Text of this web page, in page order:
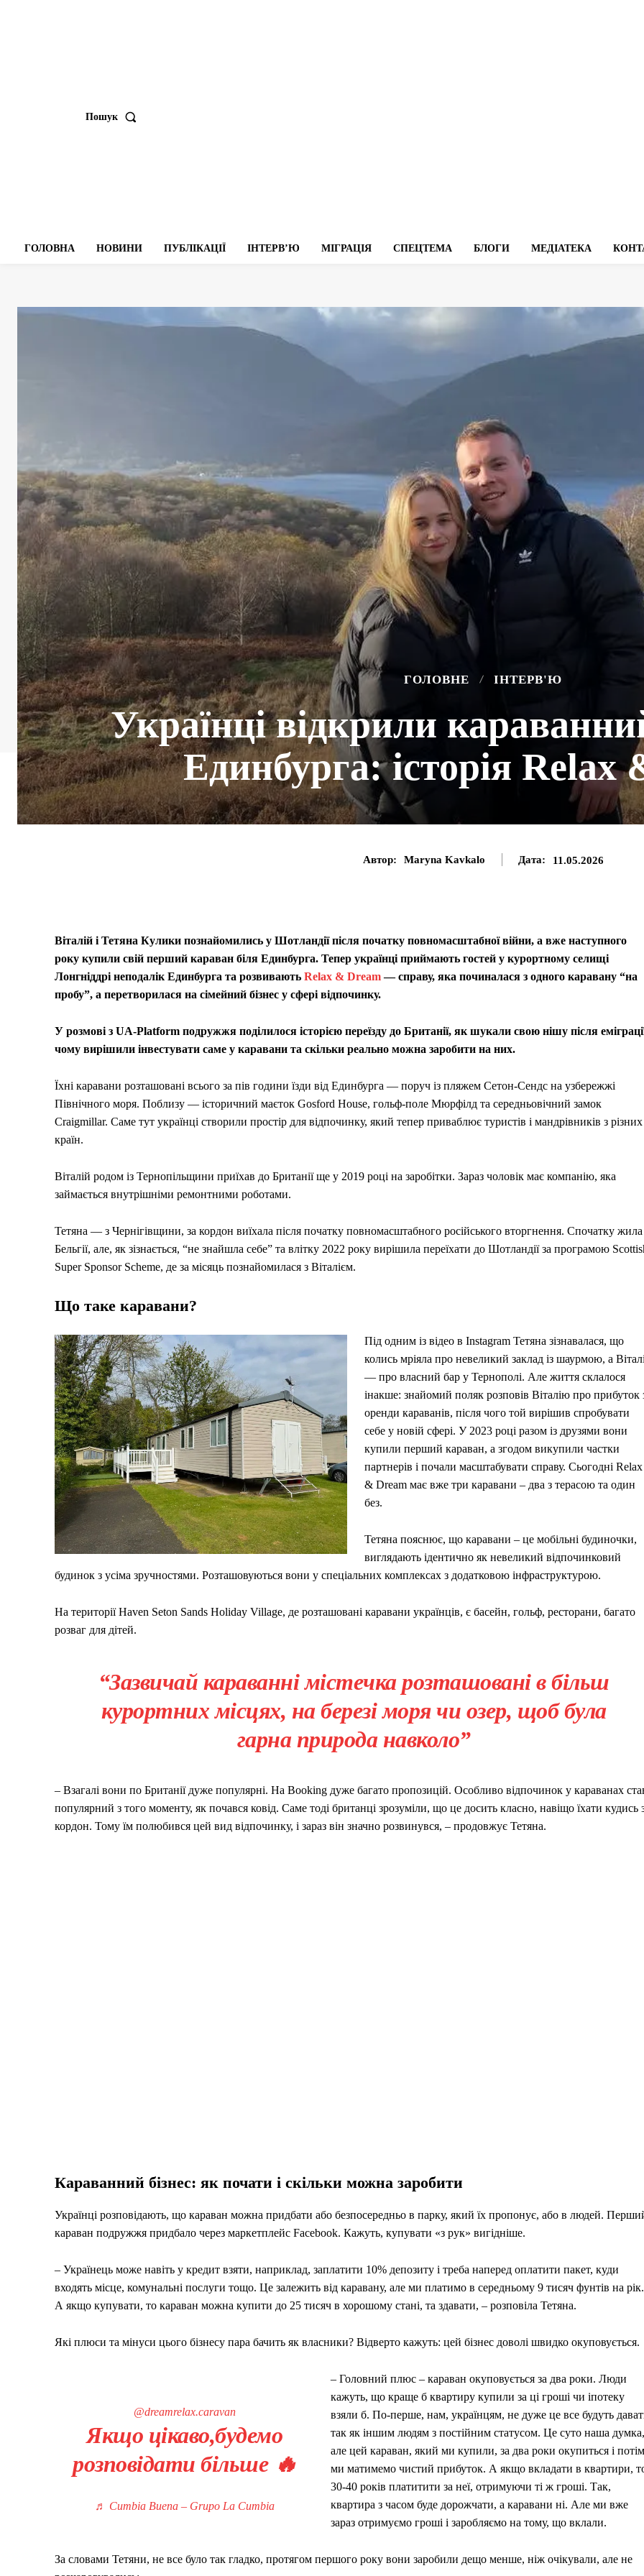
Пошук
ГОЛОВНА НОВИНИ ПУБЛІКАЦІЇ ІНТЕРВʼЮ МІГРАЦІЯ СПЕЦТЕМА БЛОГИ МЕДІАТЕКА
ГОЛОВНЕ ІНТЕРВ'Ю
Українці відкрили
Единбурга: історія Relax
Автор: Maryna Kavkalo Дата: 11.05.2026
Віталій і Тетяна Кулики познайомились у Шотландії після початку повномасштабної війни, а вже наступного
року купили свій перший караван біля Единбурга. Тепер українці приймають гостей у курортному селищі
Лонгніддрі неподалік Единбурга та розвивають Relax & Dream— справу, яка починалася з одного каравану “на
пробу”, а перетворилася на сімейний бізнес у сфері відпочинку.
У розмові з UA-Platform подружжя поділилося історією переїзду до Британії, як шукали свою нішу після
чому вирішили інвестувати саме у каравани та скільки реально можна заробити на них.
Їхні каравани розташовані всього за пів години їзди від Единбурга — поруч із пляжем Сетон-Сендс на узбережжі
Північного моря. Поблизу — історичний маєток Gosford House, гольф-поле Мюрфілд та середньовічний замок
Craigmillar. Саме тут українці створили простір для відпочинку, який тепер приваблює туристів і мандрівників з різних
країн.
Віталій родом із Тернопільщини приїхав до Британії ще у 2019 році на заробітки. Зараз чоловік має компанію, яка
займається внутрішніми ремонтними роботами.
Тетяна — з Чернігівщини, за кордон виїхала після початку повномасштабного російського вторгнення. Спочатку
Бельгії, але, як зізнається, “не знайшла себе” та влітку 2022 року вирішила переїхати до Шотландії за програмою
Super Sponsor Scheme, де за місяць познайомилася з Віталієм.
Що таке каравани?
Під одним із відео в Instagram Тетяна зізнавалася, що
колись мріяла про невеликий заклад із шаурмою, а
— про власний бар у Тернополі. Але життя склалося
інакше: знайомий поляк розповів Віталію про прибуток
оренди караванів, після чого той вирішив спробувати
себе у новій сфері. У 2023 році разом із друзями вони
купили перший караван, а згодом викупили частки
партнерів і почали масштабувати справу. Сьогодні Relax
& Dream має вже три каравани – два з терасою та один
без.
Тетяна пояснює, що каравани – це мобільні будиночки,
виглядають ідентично як невеликий відпочинковий
будинок з усіма зручностями. Розташовуються вони у спеціальних комплексах з додатковою інфраструктурою.
На території Haven Seton Sands Holiday Village, де розташовані каравани українців, є басейн, гольф, ресторани, багато
розваг для дітей.
“Зазвичай караванні містечка розташовані в більш
курортних місцях, на березі моря чи озер, щоб була
гарна природа навколо”
– Взагалі вони по Британії дуже популярні. На Booking дуже багато пропозицій. Особливо відпочинок у караванах
популярний з того моменту, як почався ковід. Саме тоді британці зрозуміли, що це досить класно, навіщо їхати кудись
кордон. Тому їм полюбився цей вид відпочинку, і зараз він значно розвинувся, – продовжує Тетяна.
Караванний бізнес: як почати і скільки можна заробити
Українці розповідають, що караван можна придбати або безпосередньо в парку, який їх пропонує, або в людей.
караван подружжя придбало через маркетплейс Facebook. Кажуть, купувати «з рук» вигідніше.
– Українець може навіть у кредит взяти, наприклад, заплатити 10% депозиту і треба наперед оплатити пакет, куди
входять місце, комунальні послуги тощо. Це залежить від каравану, але ми платимо в середньому 9 тисяч фунтів на рік.
А якщо купувати, то караван можна купити до 25 тисяч в хорошому стані, та здавати, – розповіла Тетяна.
Які плюси та мінуси цього бізнесу пара бачить як власники? Відверто кажуть: цей бізнес доволі швидко окуповується.
@dreamrelax.caravan
Якщо цікаво,будемо
розповідати більше 🔥
♬ Cumbia Buena – Grupo La Cumbia
– Головний плюс – караван окуповується за два роки. Люди
кажуть, що краще б квартиру купили за ці гроші чи іпотеку
взяли б. По-перше, нам, українцям, не дуже це все будуть
так як іншим людям з постійним статусом. Це суто наша думка,
але цей караван, який ми купили, за два роки окупиться і потім
ми матимемо чистий прибуток. А якщо вкладати в квартири,
30-40 років платитити за неї, отримуючи ті ж гроші. Так,
квартира з часом буде дорожчати, а каравани ні. Але ми вже
зараз отримуємо гроші і заробляємо на тому, що вклали.
За словами Тетяни, не все було так гладко, протягом першого року вони заробили дещо менше, ніж очікували, але не